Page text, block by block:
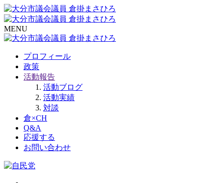
MENU
プロフィール
政策
活動報告
活動ブログ
活動実績
対談
倉×CH
Q&A
応援する
お問い合わせ